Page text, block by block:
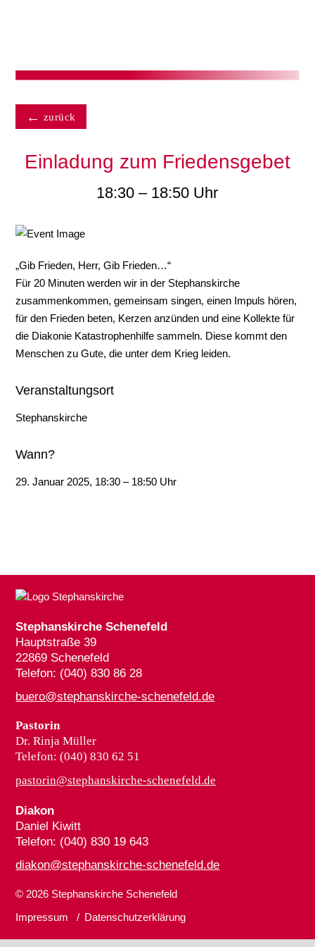
zurück
Einladung zum Friedensgebet
18:30 – 18:50 Uhr
„Gib Frieden, Herr, Gib Frieden…“
Für 20 Minuten werden wir in der Stephanskirche
zusammenkommen, gemeinsam singen, einen Impuls hören,
für den Frieden beten, Kerzen anzünden und eine Kollekte für
die Diakonie Katastrophenhilfe sammeln. Diese kommt den
Menschen zu Gute, die unter dem Krieg leiden.
Veranstaltungsort
Stephanskirche
Wann?
29. Januar 2025, 18:30 – 18:50 Uhr
Stephanskirche Schenefeld
Hauptstraße 39
22869 Schenefeld
Telefon: (040) 830 86 28
buero@stephanskirche-schenefeld.de
Pastorin
Dr. Rinja Müller
Telefon: (040) 830 62 51
pastorin@stephanskirche-schenefeld.de
Diakon
Daniel Kiwitt
Telefon: (040) 830 19 643
diakon@stephanskirche-schenefeld.de
© 2026 Stephanskirche Schenefeld
Impressum
Datenschutzerklärung